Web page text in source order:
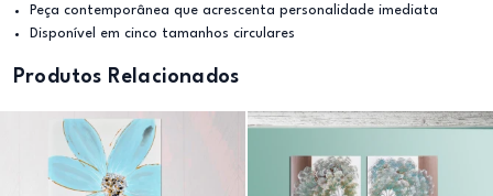
Peça contemporânea que acrescenta personalidade imediata
Disponível em cinco tamanhos circulares
Produtos Relacionados